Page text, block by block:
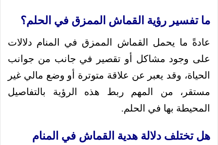
ما تفسير رؤية القماش الممزق في الحلم؟
عادةً ما يحمل القماش الممزق في المنام دلالات
على وجود مشاكل أو تقصير في جانب من جوانب
الحياة، وقد يعبر عن علاقة متوترة أو وضع مالي غير
مستقر، من المهم ربط هذه الرؤية بالتفاصيل
المحيطة بها في الحلم.
هل تختلف دلالة هدية القماش في المنام